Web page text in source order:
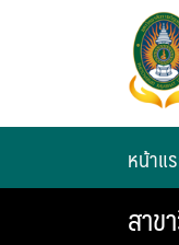
หน้าแ
สาข